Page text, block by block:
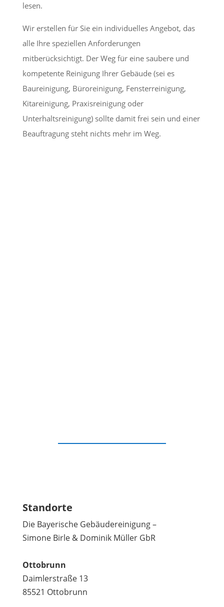
lesen.
Wir erstellen für Sie ein individuelles Angebot, das
alle Ihre speziellen Anforderungen
mitberücksichtigt. Der Weg für eine saubere und
kompetente Reinigung Ihrer Gebäude (sei es
Baureinigung, Büroreinigung, Fensterreinigung,
Kitareinigung, Praxisreinigung oder
Unterhaltsreinigung) sollte damit frei sein und einer
Beauftragung steht nichts mehr im Weg.
Standorte
Die Bayerische Gebäudereinigung –
Simone Birle & Dominik Müller GbR
Ottobrunn
Daimlerstraße 13
85521 Ottobrunn